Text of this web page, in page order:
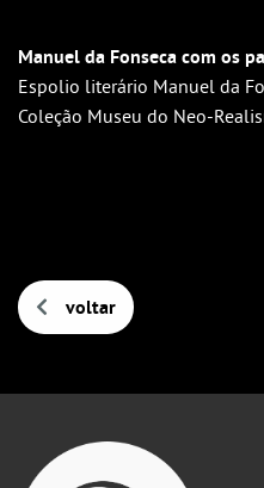
Manuel da Fonseca com os
Espolio literário Manuel da
Coleção Museu do Neo-
voltar